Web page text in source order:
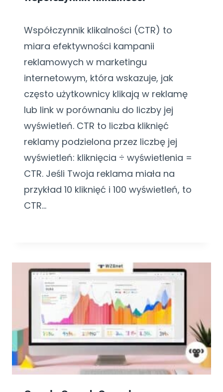
Współczynnik klikalności (CTR) to
miara efektywności kampanii
reklamowych w marketingu
internetowym, która wskazuje, jak
często użytkownicy klikają w reklamę
lub link w porównaniu do liczby jej
wyświetleń. CTR to liczba kliknięć
reklamy podzielona przez liczbę jej
wyświetleń: kliknięcia ÷ wyświetlenia =
CTR. Jeśli Twoja reklama miała na
przykład 10 kliknięć i 100 wyświetleń, to
CTR…